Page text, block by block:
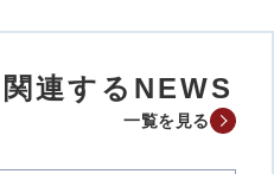
連するNEWS
一覧を見る